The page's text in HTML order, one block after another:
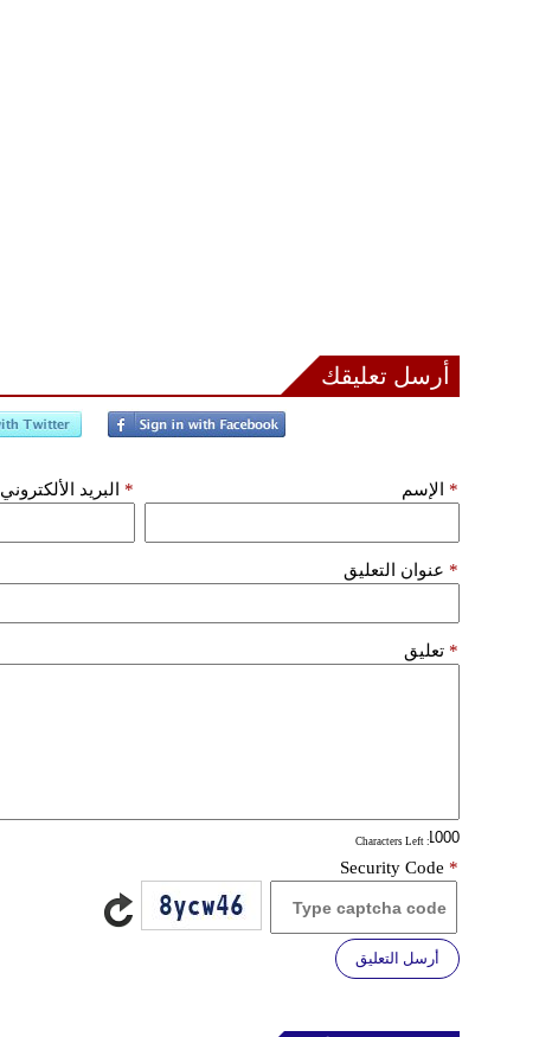
أرسل تعليقك
الإسم * البريد الألكتروني *
عنوان التعليق *
تعليق *
: Characters Left
Security Code *
أرسل التعليق